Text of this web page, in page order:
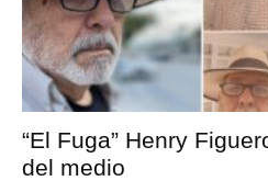
“El Fuga” Henry
del medio